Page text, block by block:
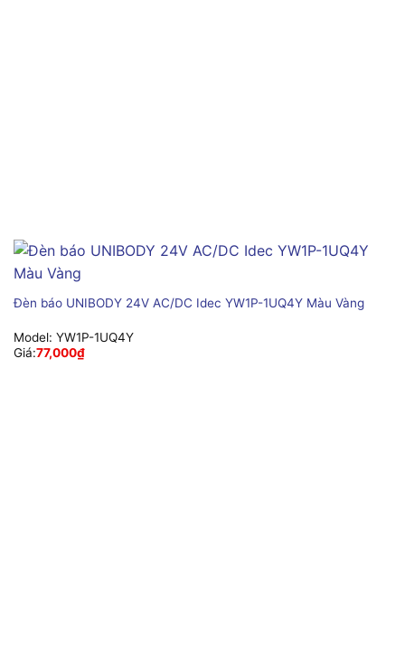
Đèn báo UNIBODY 24V AC/DC Idec YW1P-1UQ4Y Màu Vàng
Model: YW1P-1UQ4Y
Giá:77,000₫